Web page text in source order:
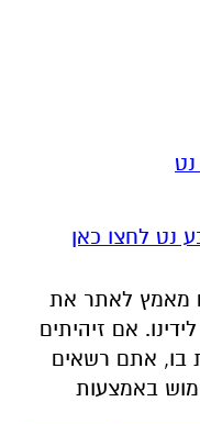
בו, אתם רשאים
גם